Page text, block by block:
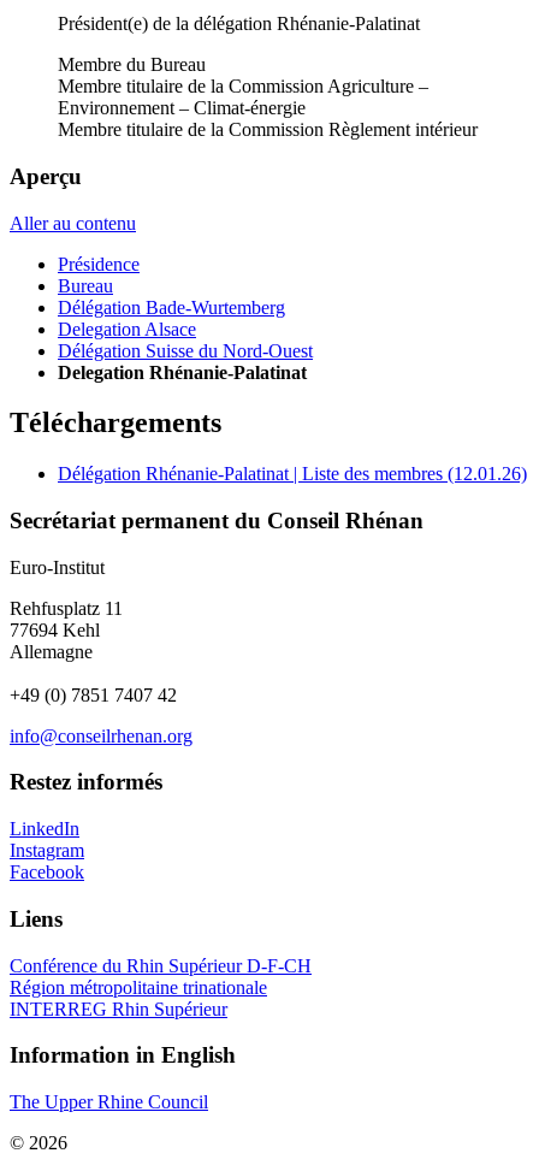
Président(e) de la délégation Rhénanie-Palatinat
Membre du Bureau
Membre titulaire de la Commission Agriculture –
Environnement – Climat-énergie
Membre titulaire de la Commission Règlement intérieur
Aperçu
Aller au contenu
Présidence
Bureau
Délégation Bade-Wurtemberg
Delegation Alsace
Délégation Suisse du Nord-Ouest
Delegation Rhénanie-Palatinat
Téléchargements
Délégation Rhénanie-Palatinat | Liste des membres (12.01.26)
Secrétariat permanent du Conseil Rhénan
Euro-Institut
Rehfusplatz 11
77694 Kehl
Allemagne
+49 (0) 7851 7407 42
info@conseilrhenan.org
Restez informés
LinkedIn
Instagram
Facebook
Liens
Conférence du Rhin Supérieur D-F-CH
Région métropolitaine trinationale
INTERREG Rhin Supérieur
Information in English
The Upper Rhine Council
© 2026